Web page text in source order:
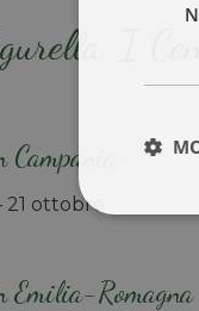
I
ottobre
Emilia-Romagna